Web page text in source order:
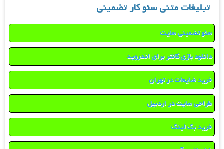
تبلیغات متنی سئو کار تضمینی
سئو تضمینی سایت
دانلود بازی کانتر برای اندروید
خرید ضایعات در تهران
طراحی سایت در اردبیل
خرید بک لینک